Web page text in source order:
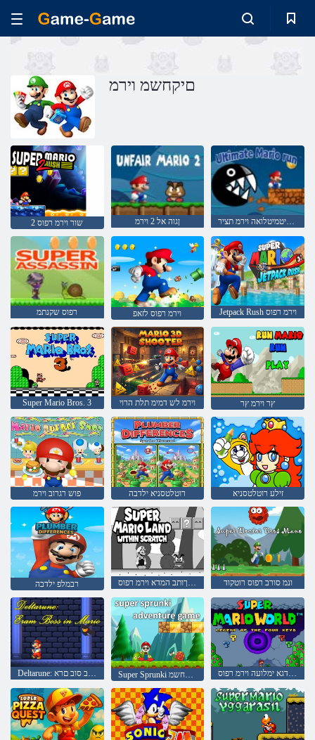
םיקחשמ וירמ
2 שור וירמ רפוס ןגוה אל 2 וירמ תיביטמיטלואה וירמ תציר
רפוס שקנתמ וירמ רפוס לזאפ Jetpack Rush וירמ רפוס
Super Mario Bros. 3 וירמ לש דמימ תלת הרוי ץר וירמ ץר
פוש רגרוב וירמ רוטלטסניא ילדבה זילע רוטלטסניא
רבמלפ ילדבה הטירש ךותב המדא וירמ רפוס ונמ סורב רפוס רוטקוד
Deltarune: וירמב סוב םרא Super Sprunki תואקתפרה קחשמ תוחתפמה תעברא לש הדגא ימלועה וירמ רפוס